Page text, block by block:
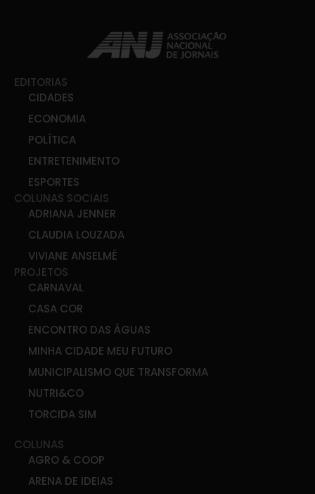
EDITORIAS
CIDADES
ECONOMIA
POLÍTICA
ENTRETENIMENTO
ESPORTES
COLUNAS SOCIAIS
ADRIANA JENNER
CLAUDIA LOUZADA
VIVIANE ANSELMÉ
PROJETOS
CARNAVAL
CASA COR
ENCONTRO DAS ÁGUAS
MINHA CIDADE MEU FUTURO
MUNICIPALISMO QUE TRANSFORMA
NUTRI&CO
TORCIDA SIM
COLUNAS
AGRO & COOP
ARENA DE IDEIAS